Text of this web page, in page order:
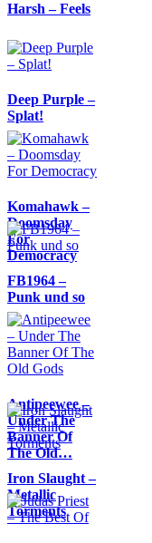
Harsh – Feels
Deep Purple –
Splat!
Komahawk –
Doomsday
For
Democracy
FB1964 –
Punk und so
Antipeewee –
Under The
Banner Of
The Old…
Iron Slaught –
Metallic
Torments